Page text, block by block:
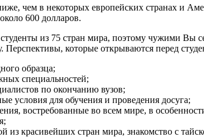
чем в некоторых европейских странах и
600 долларов.
из 75 стран мира, поэтому чужими Вы
Перспективы, которые открываются перед
образца;
специальностей;
по окончанию вузов;
условия для обучения и проведения досуга;
востребованные во всем мире, в
из красивейших стран мира, знакомство с